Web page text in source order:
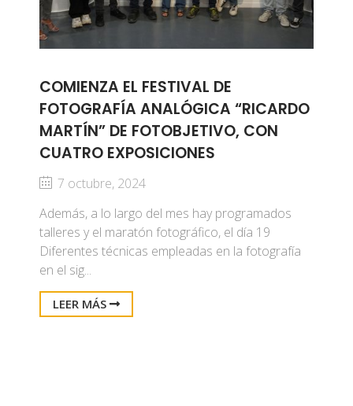
COMIENZA EL FESTIVAL DE
FOTOGRAFÍA ANALÓGICA “RICARDO
MARTÍN” DE FOTOBJETIVO, CON
CUATRO EXPOSICIONES
7 octubre, 2024
Además, a lo largo del mes hay programados
talleres y el maratón fotográfico, el día 19
Diferentes técnicas empleadas en la fotografía
en el sig...
LEER MÁS